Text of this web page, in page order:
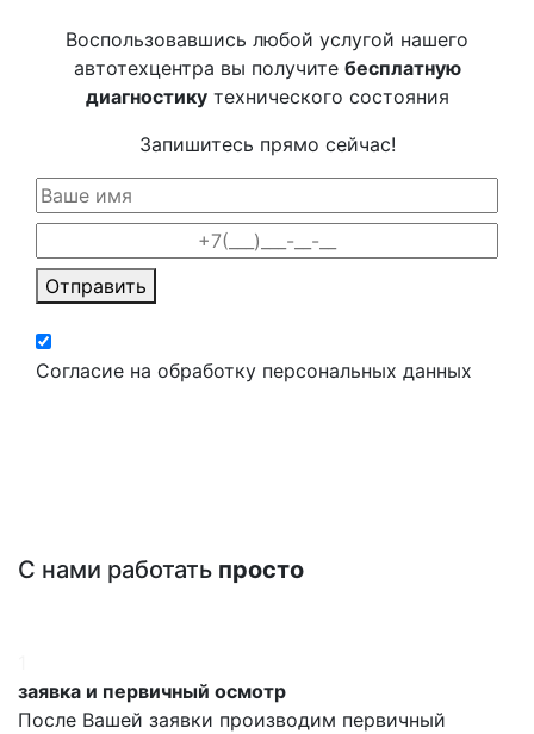
Воспользовавшись любой услугой нашего
автотехцентра вы получите бесплатную
диагностикутехнического состояния
Запишитесь прямо сейчас!
Отправить
Согласие на обработку персональных данных
С нами работать просто
заявка и первичный осмотр
После Вашей заявки производим первичный